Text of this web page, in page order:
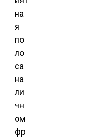
на
я
по
ло
са
на
ли
чн
ом
фр